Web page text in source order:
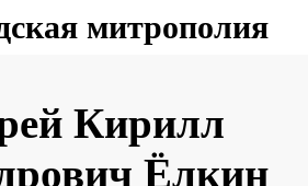
Кирилл
Ёлкин